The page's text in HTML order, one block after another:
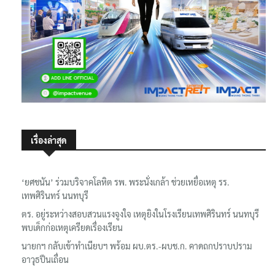
เรื่องล่าสุด
‘ยศชนัน’ ร่วมบริจาคโลหิต รพ. พระนั่งเกล้า ช่วยเหยื่อเหตุ รร.
เทพศิรินทร์ นนทบุรี
ตร. อยู่ระหว่างสอบสวนแรงจูงใจ เหตุยิงในโรงเรียนเทพศิรินทร์ นนทบุรี
พบเด็กก่อเหตุเครียดเรื่องเรียน
นายกฯ กลับเข้าทำเนียบฯ พร้อม ผบ.ตร.-ผบช.ก. คาดถกปราบปราม
อาวุธปืนเถื่อน